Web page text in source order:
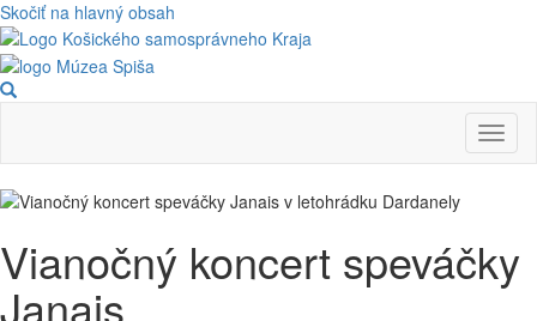
Skočiť na hlavný obsah
Vianočný koncert speváčky
Janais